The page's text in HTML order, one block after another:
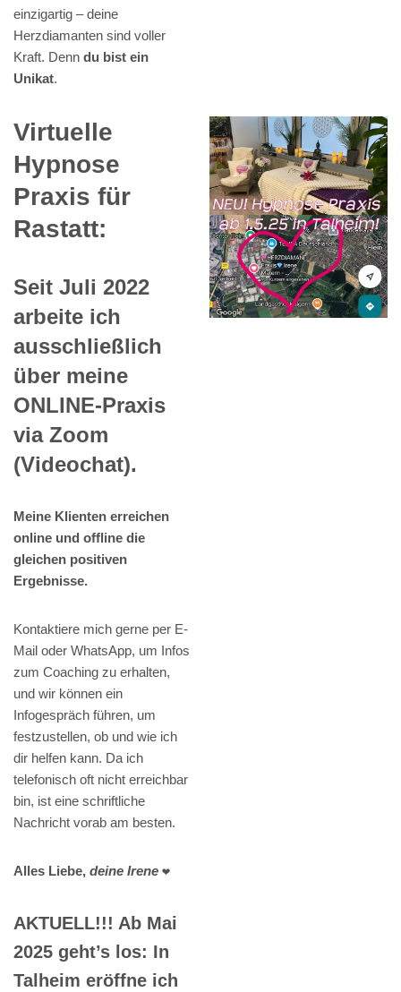
einzigartig – deine
Herzdiamanten sind voller
Kraft. Denn du bist ein
Unikat.
Virtuelle
Hypnose
Praxis für
Rastatt:
Seit Juli 2022
arbeite ich
ausschließlich
über meine
ONLINE-Praxis
via Zoom
(Videochat).
Meine Klienten erreichen
online und offline die
gleichen positiven
Ergebnisse.
Kontaktiere mich gerne per E-
Mail oder WhatsApp, um Infos
zum Coaching zu erhalten,
und wir können ein
Infogespräch führen, um
festzustellen, ob und wie ich
dir helfen kann. Da ich
telefonisch oft nicht erreichbar
bin, ist eine schriftliche
Nachricht vorab am besten.
Alles Liebe, deine Irene ❤️
AKTUELL!!! Ab Mai
2025 geht’s los: In
Talheim eröffne ich